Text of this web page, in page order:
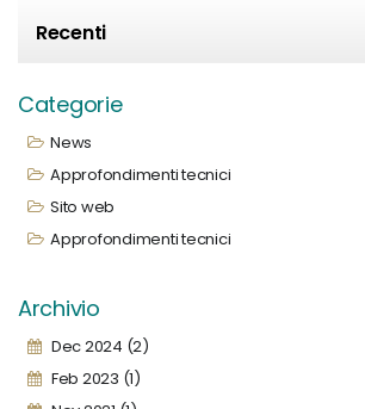
Recenti
Categorie
News
Approfondimenti tecnici
Sito web
Approfondimenti tecnici
Archivio
Dec 2024 (2)
Feb 2023 (1)